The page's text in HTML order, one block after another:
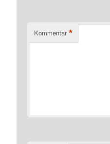
Kommentar *